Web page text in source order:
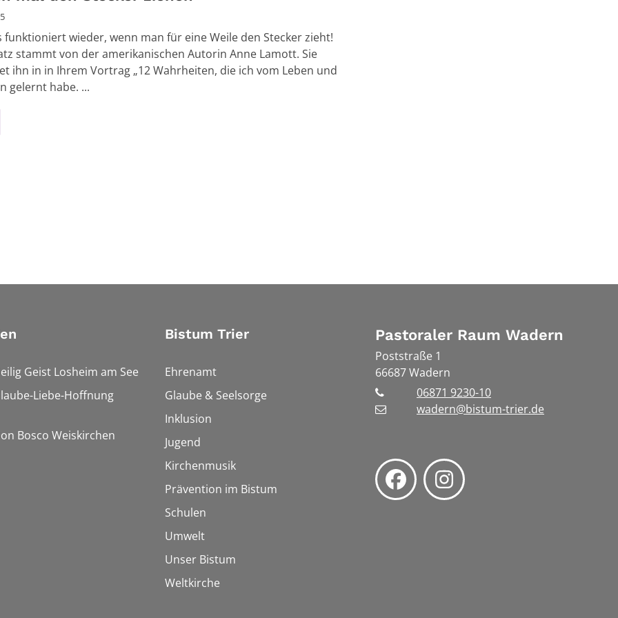
funktioniert wieder, wenn man für eine Weile den Stecker zieht!
stammt von der amerikanischen Autorin Anne Lamott. Sie
ihn in in Ihrem Vortrag „12 Wahrheiten, die ich vom Leben und
gelernt habe. ...
Geist Losheim am See
Liebe-Hoffnung
Bosco Weiskirchen
Bistum Trier
Ehrenamt
Glaube & Seelsorge
Inklusion
Jugend
Kirchenmusik
Prävention im Bistum
Schulen
Umwelt
Unser Bistum
Weltkirche
Pastoraler Raum Wadern
Poststraße 1
66687Wadern
06871 9230-10
wadern@bistum-trier.de